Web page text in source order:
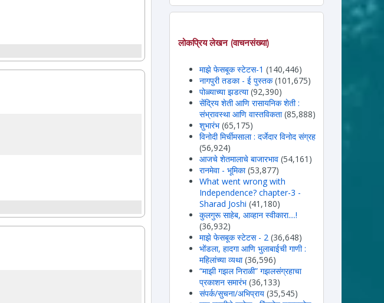
लोकप्रिय लेखन (वाचनसंख्या)
माझे फेसबूक स्टेटस-1 (140,446)
नागपुरी तडका - ई पुस्तक (101,675)
पोळ्याच्या झडत्या (92,390)
सेंद्रिय शेती आणि रासायनिक शेती :
संभ्रावस्था आणि वास्तविकता (85,888)
शुभारंभ (65,175)
विनोदी मिर्चीमसाला : दर्जेदार विनोद संग्रह
(56,924)
आजचे शेतमालाचे बाजारभाव (54,161)
रानमेवा - भूमिका (53,877)
What went wrong with
Independence? chapter-3 -
Sharad Joshi (41,180)
कुलगुरू साहेब, आव्हान स्वीकारा....!
(36,932)
माझे फेसबूक स्टेटस - 2 (36,648)
भोंडला, हादगा आणि भुलाबाईची गाणी :
महिलांच्या व्यथा (36,596)
“माझी गझल निराळी” गझलसंग्रहाचा
प्रकाशन समारंभ (36,133)
संपर्क/सुचना/अभिप्राय (35,545)